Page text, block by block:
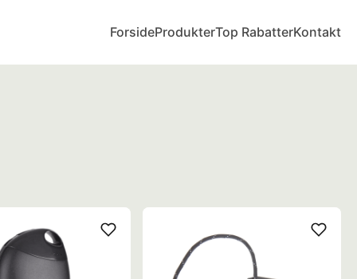
ForsideProdukterTop RabatterKontakt